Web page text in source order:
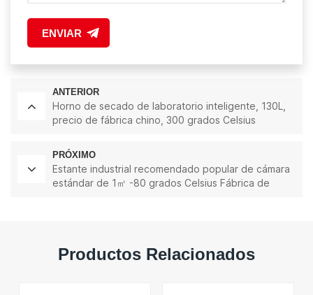
ENVIAR
ANTERIOR
Horno de secado de laboratorio inteligente, 130L,
precio de fábrica chino, 300 grados Celsius
PRÓXIMO
Estante industrial recomendado popular de cámara
estándar de 1㎡ -80 grados Celsius Fábrica de
Productos Relacionados